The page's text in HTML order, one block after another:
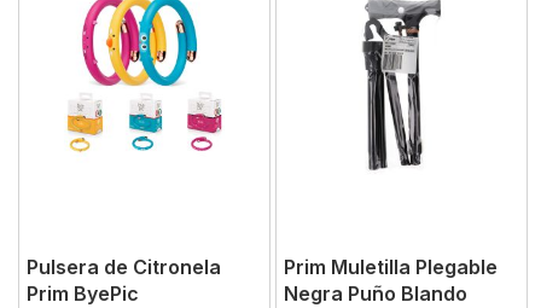
Pulsera de Citronela
Prim ByePic
Prim Muletilla Plegable
Negra Puño Blando